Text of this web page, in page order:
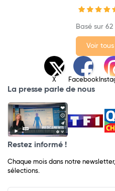
Basé sur 62
Voir
X Facebook
La presse parle de nous
Restez informé !
Chaque mois dans notre
sélections.
Input